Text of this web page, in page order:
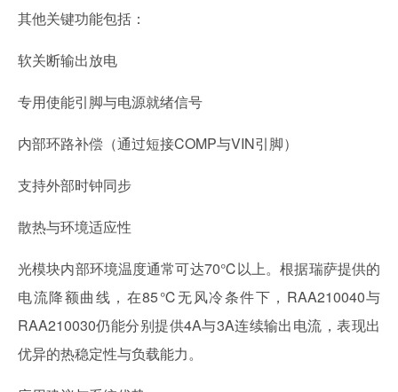
其他关键功能包括：
软关断输出放电
专用使能引脚与电源就绪信号
内部环路补偿（通过短接COMP与VIN引脚）
支持外部时钟同步
散热与环境适应性
光模块内部环境温度通常可达70℃以上。根据瑞萨提供的
电流降额曲线，在85℃无风冷条件下，RAA210040与
RAA210030仍能分别提供4A与3A连续输出电流，表现出
优异的热稳定性与负载能力。